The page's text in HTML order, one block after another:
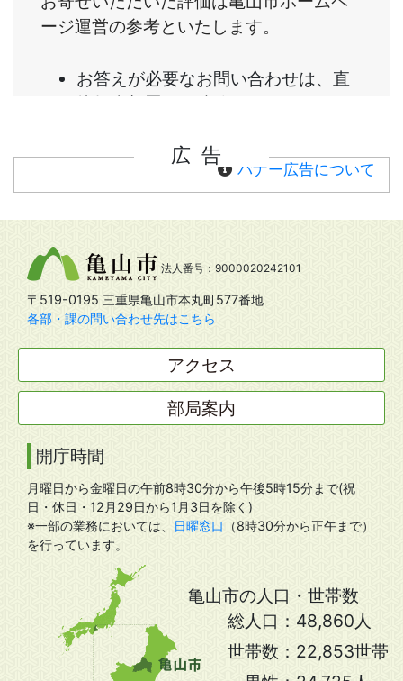
広告
バナー広告について
法人番号：9000020242101
〒519-0195 三重県亀山市本丸町577番地
各部・課の問い合わせ先はこちら
アクセス
部局案内
開庁時間
月曜日から金曜日の午前8時30分から午後5時15分まで(祝
日・休日・12月29日から1月3日を除く)
※一部の業務においては、
日曜窓口
（8時30分から正午まで）
を行っています。
亀山市の人口・世帯数
総人口： 48,860人
世帯数： 22,853世帯